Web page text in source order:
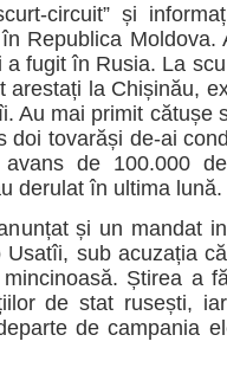
circuit” și
Republica Moldova.
fugit în Rusia. La
arestați la Chișinău,
Au mai primit cătușe
doi tovarăși de-ai
de 100.000
derulat în ultima lună.
și un mandat
sub acuzația
Știrea a
de stat rusești,
de campania